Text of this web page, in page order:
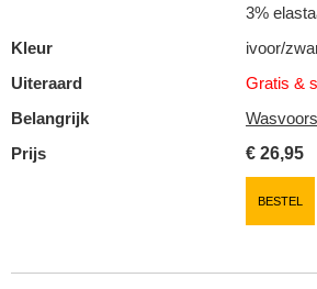
3%
Kleur
ivoor/
Uiteraard
Gratis &
Belangrijk
Prijs
€ 26,95
BESTEL